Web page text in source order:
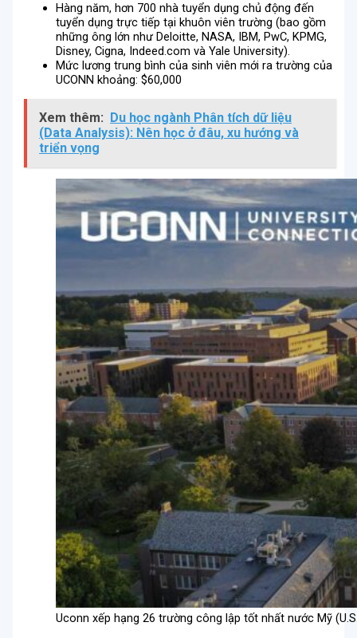
Hàng năm, hơn 700 nhà tuyển dụng chủ động đến
tuyển dụng trực tiếp tại khuôn viên trường (bao gồm
những ông lớn như Deloitte, NASA, IBM, PwC, KPMG,
Disney, Cigna, Indeed.com và Yale University).
Mức lương trung bình của sinh viên mới ra trường của
UCONN khoảng: $60,000
Xem thêm:
Du học ngành Phân tích dữ liệu
(Data Analysis): Nên học ở đâu, xu hướng và
triển vọng
Uconn xếp hạng 26 trường công lập tốt nhất nước Mỹ